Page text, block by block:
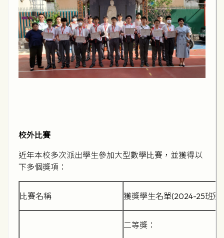
校外比賽
近年本校多次派出學生參加大型數學比賽，並獲得以
下多個獎項：
比賽名稱 獲獎學生名單(2024-25班別)
二等獎：